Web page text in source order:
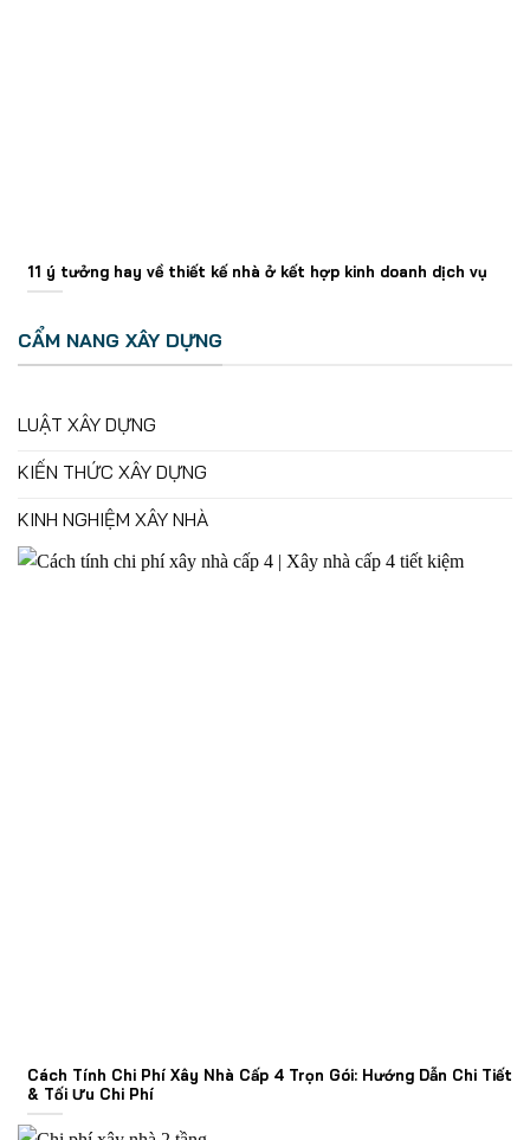
11 ý tưởng hay về thiết kế nhà ở kết hợp kinh doanh dịch vụ
CẨM NANG XÂY DỰNG
LUẬT XÂY DỰNG
KIẾN THỨC XÂY DỰNG
KINH NGHIỆM XÂY NHÀ
Cách Tính Chi Phí Xây Nhà Cấp 4 Trọn Gói: Hướng Dẫn Chi Tiết
& Tối Ưu Chi Phí